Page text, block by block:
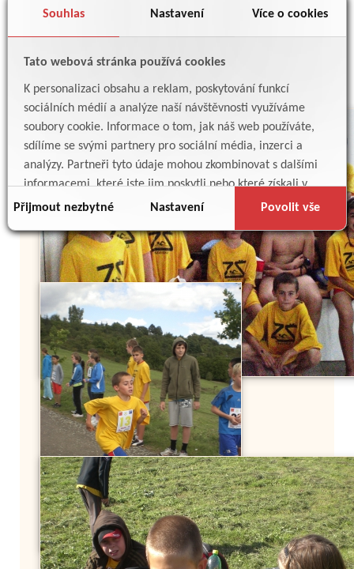
Souhlas Nastavení Více o cookies
Tato webová stránka používá cookies
K personalizaci obsahu a reklam, poskytování funkcí
sociálních médií a analýze naší návštěvnosti využíváme
soubory cookie. Informace o tom, jak náš web používáte,
sdílíme se svými partnery pro sociální média, inzerci a
analýzy. Partneři tyto údaje mohou zkombinovat s dalšími
informacemi, které jste jim poskytli nebo které získali v
důsledku toho, že používáte jejich služby.
Přijmout nezbytné Nastavení Povolit vše